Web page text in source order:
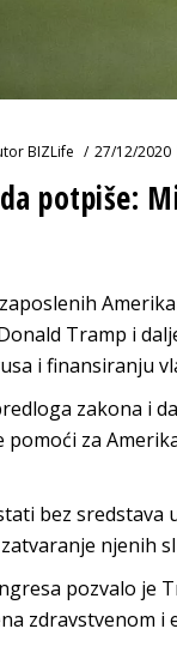
BIZLife 27/12/2020
potpiše:
Tramp i
i finansiranju
zakona i
pomoći za
bez
njenih
pozvalo je
zdravstvenom i